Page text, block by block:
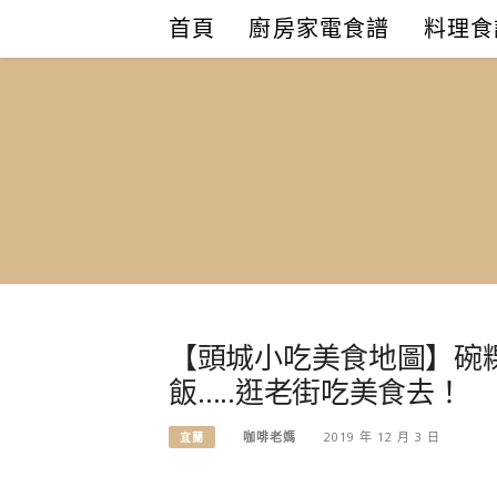
content
首頁 廚房家電食譜 料理
【頭城小吃美食地圖】
飯…..逛老街吃美食去！
宜蘭 咖啡老媽 2019 年 12 月 3 日